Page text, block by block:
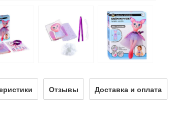
Отзывы Доставка и оплата